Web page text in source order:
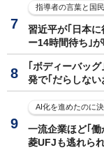
指導者の言葉と国
習近平が｢日本
ー14時間待ち｣
｢ボディーバッ
発で｢だらしな
AI化を進めたのに
一流企業ほど｢
菱UFJも逃れら